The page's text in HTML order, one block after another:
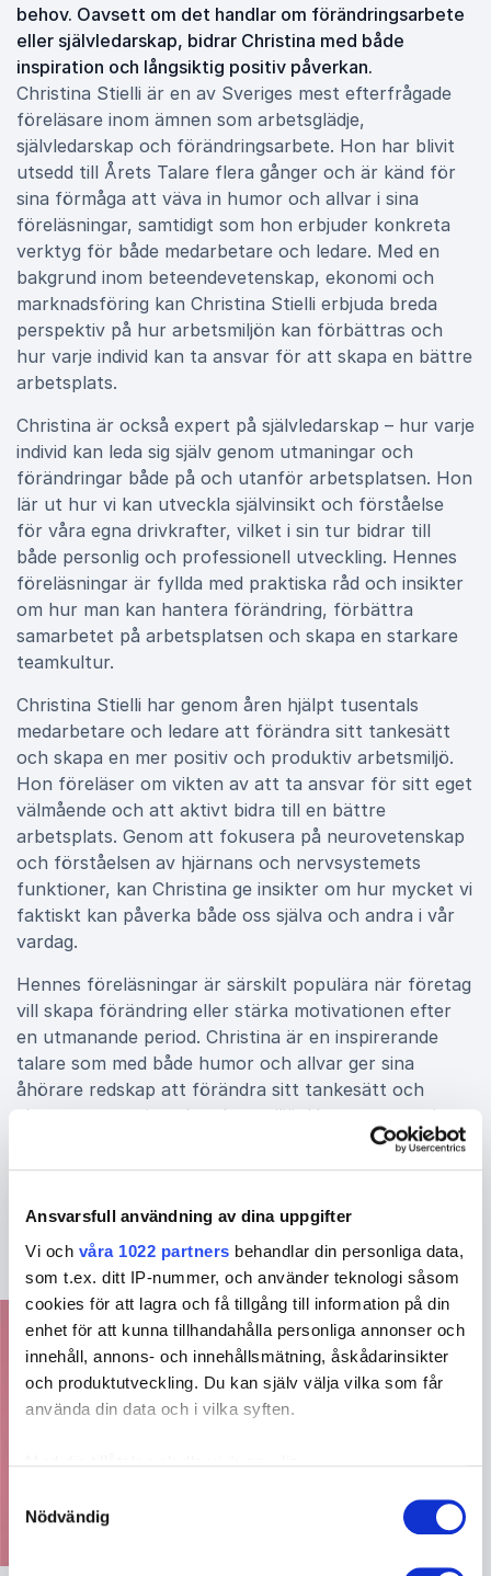
Ansvarsfull användning av dina uppgifter
Vi och våra 1022 partners behandlar din personliga data,
som t.ex. ditt IP-nummer, och använder teknologi såsom
cookies för att lagra och få tillgång till information på din
enhet för att kunna tillhandahålla personliga annonser och
innehåll, annons- och innehållsmätning, åskådarinsikter
och produktutveckling. Du kan själv välja vilka som får
använda din data och i vilka syften.
som kan ha en noggrannhet på upp till flera meter
Nödvändig
behov. Oavsett om det handlar om förändringsarbete
eller självledarskap, bidrar Christina med både
inspiration och långsiktig positiv påverkan.
Christina Stielli är en av Sveriges mest efterfrågade
föreläsare inom ämnen som arbetsglädje,
självledarskap och förändringsarbete. Hon har blivit
utsedd till Årets Talare flera gånger och är känd för
sina förmåga att väva in humor och allvar i sina
föreläsningar, samtidigt som hon erbjuder konkreta
verktyg för både medarbetare och ledare. Med en
bakgrund inom beteendevetenskap, ekonomi och
marknadsföring kan Christina Stielli erbjuda breda
perspektiv på hur arbetsmiljön kan förbättras och
hur varje individ kan ta ansvar för att skapa en bättre
arbetsplats.
Christina är också expert på självledarskap – hur varje
individ kan leda sig själv genom utmaningar och
förändringar både på och utanför arbetsplatsen. Hon
lär ut hur vi kan utveckla självinsikt och förståelse
för våra egna drivkrafter, vilket i sin tur bidrar till
både personlig och professionell utveckling. Hennes
föreläsningar är fyllda med praktiska råd och insikter
om hur man kan hantera förändring, förbättra
samarbetet på arbetsplatsen och skapa en starkare
teamkultur.
Christina Stielli har genom åren hjälpt tusentals
medarbetare och ledare att förändra sitt tankesätt
och skapa en mer positiv och produktiv arbetsmiljö.
Hon föreläser om vikten av att ta ansvar för sitt eget
välmående och att aktivt bidra till en bättre
arbetsplats. Genom att fokusera på neurovetenskap
och förståelsen av hjärnans och nervsystemets
funktioner, kan Christina ge insikter om hur mycket vi
faktiskt kan påverka både oss själva och andra i vår
vardag.
Hennes föreläsningar är särskilt populära när företag
vill skapa förändring eller stärka motivationen efter
en utmanande period. Christina är en inspirerande
talare som med både humor och allvar ger sina
åhörare redskap att förändra sitt tankesätt och
skapa en mer givande arbetsmiljö. Hennes expertis
förändringsarbete gör henne till ett givet val för
långsiktigt hållbara arbetsmiljöer.